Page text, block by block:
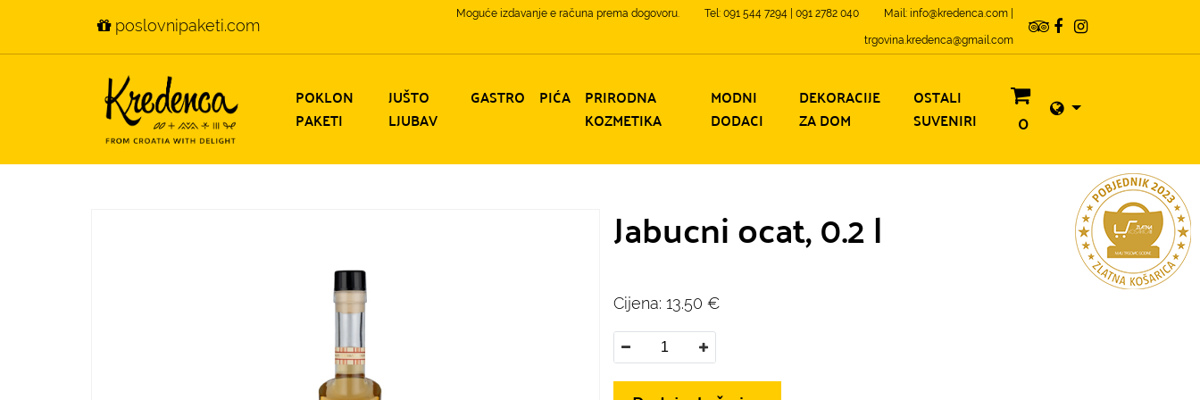
poslovnipaketi.com
Moguće izdavanje e računa prema dogovoru. Tel: 091 544 7294 | 091 2782 040 Mail: info@kredenca.com |
trgovina.kredenca@gmail.com
POKLON
PAKETI
JUŠTO
LJUBAV
GASTRO PIĆA PRIRODNA
KOZMETIKA
MODNI
DODACI
DEKORACIJE
ZA DOM
OSTALI
SUVENIRI
0
Jabucni ocat, 0.2 l
Cijena: 13.50 €